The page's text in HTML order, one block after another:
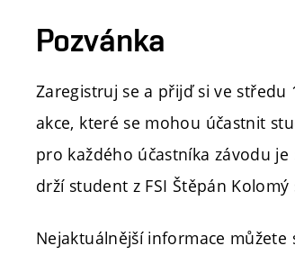
Pozvánka
Zaregistruj se a přijď si ve
akce, které se mohou účastnit
pro každého účastníka závodu
drží student z FSI Štěpán
Nejaktuálnější informace můžete